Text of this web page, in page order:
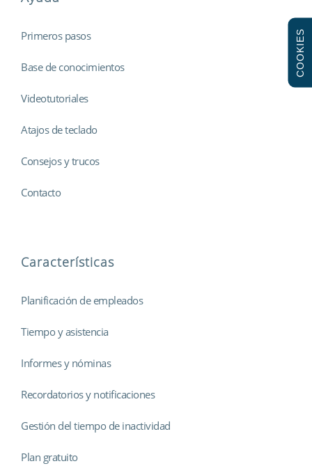
Primeros pasos
Base de conocimientos
Videotutoriales
Atajos de teclado
Consejos y trucos
Contacto
Características
Planificación de empleados
Tiempo y asistencia
Informes y nóminas
Recordatorios y notificaciones
Gestión del tiempo de inactividad
Plan gratuito
COOKIES